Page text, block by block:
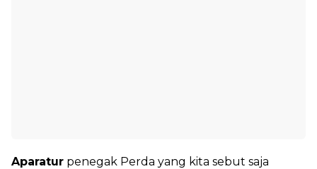
Aparatur penegak Perda yang kita sebut saja